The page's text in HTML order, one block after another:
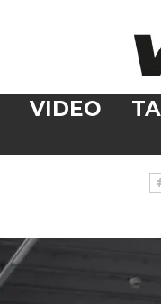
VIDEO